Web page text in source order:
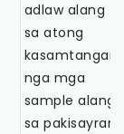
adlaw alang
sa atong
kasamtangan
nga mga
sample alang
sa pakisayran